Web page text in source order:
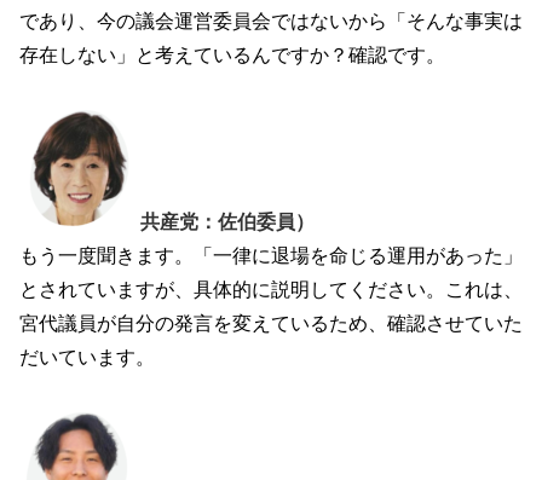
であり、今の議会運営委員会ではないから「そんな事実は
存在しない」と考えているんですか？確認です。
共産党：佐伯委員）
もう一度聞きます。「一律に退場を命じる運用があった」
とされていますが、具体的に説明してください。これは、
宮代議員が自分の発言を変えているため、確認させていた
だいています。